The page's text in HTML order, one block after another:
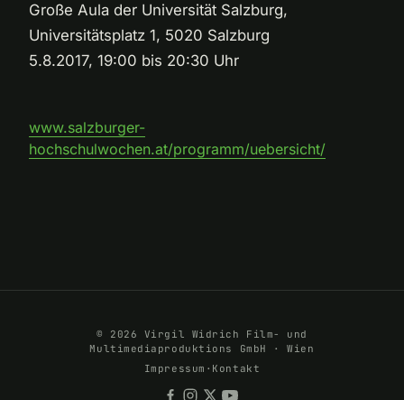
Große Aula der Universität Salzburg,
Universitätsplatz 1, 5020 Salzburg
5.8.2017, 19:00 bis 20:30 Uhr
www.salzburger-
hochschulwochen.at/programm/uebersicht/
© 2026 Virgil Widrich Film- und
Multimediaproduktions GmbH · Wien
Impressum · Kontakt